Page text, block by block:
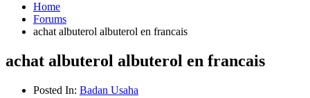
Home
Forums
achat albuterol albuterol en francais
achat albuterol albuterol en francais
Posted In: Badan Usaha